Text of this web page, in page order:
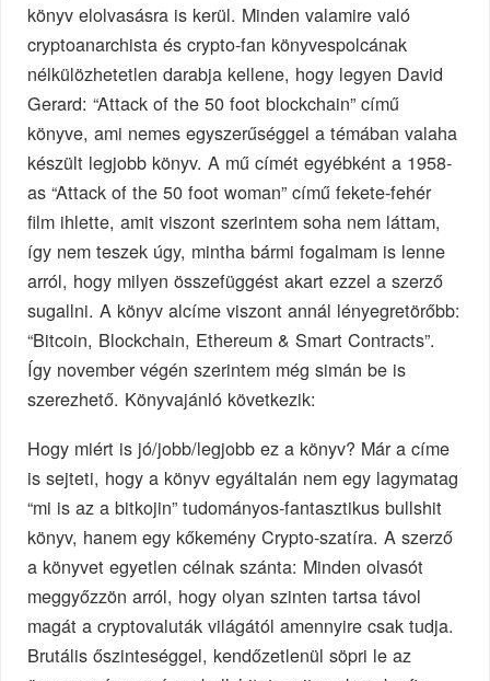
könyv elolvasásra is kerül. Minden valamire való
cryptoanarchista és crypto-fan könyvespolcának
nélkülözhetetlen darabja kellene, hogy legyen David
Gerard: “Attack of the 50 foot blockchain” című
könyve, ami nemes egyszerűséggel a témában valaha
készült legjobb könyv. A mű címét egyébként a 1958-
as “Attack of the 50 foot woman” című fekete-fehér
film ihlette, amit viszont szerintem soha nem láttam,
így nem teszek úgy, mintha bármi fogalmam is lenne
arról, hogy milyen összefüggést akart ezzel a szerző
sugallni. A könyv alcíme viszont annál lényegretörőbb:
“Bitcoin, Blockchain, Ethereum & Smart Contracts”.
Így november végén szerintem még simán be is
szerezhető. Könyvajánló következik:
Hogy miért is jó/jobb/legjobb ez a könyv? Már a címe
is sejteti, hogy a könyv egyáltalán nem egy lagymatag
“mi is az a bitkojin” tudományos-fantasztikus bullshit
könyv, hanem egy kőkemény Crypto-szatíra. A szerző
a könyvet egyetlen célnak szánta: Minden olvasót
meggyőzzön arról, hogy olyan szinten tartsa távol
magát a cryptovaluták világától amennyire csak tudja.
Brutális őszinteséggel, kendőzetlenül söpri le az